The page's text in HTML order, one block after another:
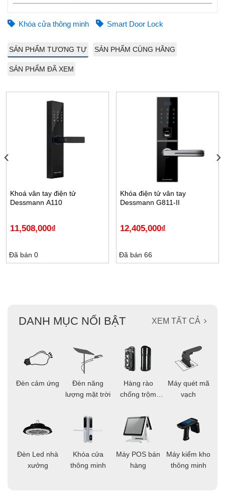
Khóa cửa thông minh Smart Door Lock
SẢN PHẨM TƯƠNG TỰ SẢN PHẨM CÙNG HÃNG
SẢN PHẨM ĐÃ XEM
Khoá vân tay điện tử
Dessmann A110
11,508,000₫
Đã bán 0
Khóa điện tử vân tay
Dessmann G811-II
12,405,000₫
Đã bán 66
DANH MỤC NỔI BẬT XEM TẤT CẢ
Đèn cảm ứng
Đèn Led nhà
xưởng
Đèn năng
lượng mặt trời
Khóa cửa
thông minh
Hàng rào
chống trộm
Máy POS bán
hàng
Máy quét mã
vạch
Máy kiểm kho
thông minh